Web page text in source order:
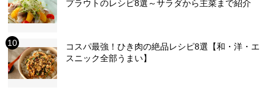
プラウトのレシピ8選～サラダから主菜まで紹介
コスパ最強！ひき肉の絶品レシピ8選【和・洋・エ
スニック全部うまい】